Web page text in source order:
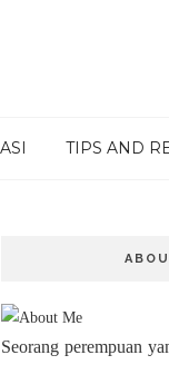
TIPS AND
Seorang perempuan